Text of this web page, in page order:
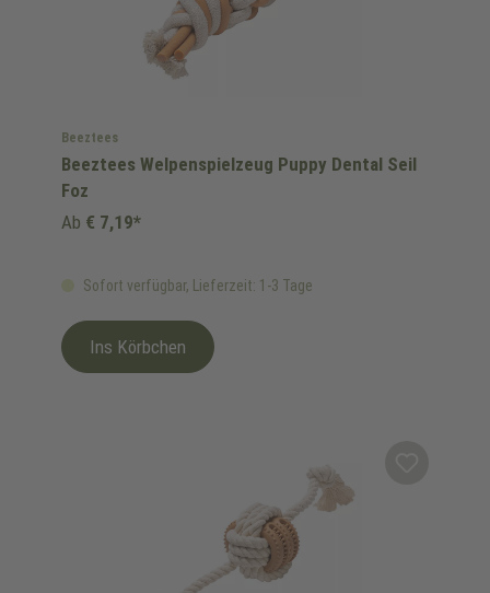
Beeztees
Beeztees Welpenspielzeug Puppy Dental Seil
Foz
Sofort verfügbar, Lieferzeit: 1-3 Tage
Ab € 7,19*
Ins Körbchen